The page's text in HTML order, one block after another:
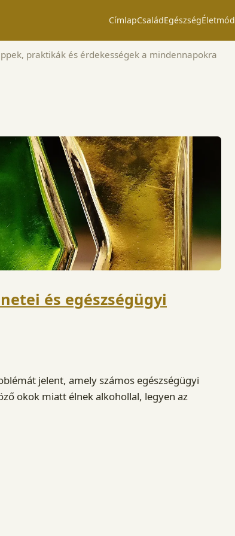
CímlapCsaládEgészségÉletmód
praktikák és érdekességek a mindennapokra
és egészségügyi
jelent, amely számos egészségügyi
okok miatt élnek alkohollal, legyen az